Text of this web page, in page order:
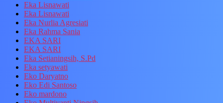
Eka Lisnawati
Eka Lisnawati
Eka Nurlia Agresiati
Eka Rahma Sania
EKA SARI
EKA SARI
Eka Setianingsih, S.Pd
Eka setyawati
Eko Daryatno
Eko Edi Santoso
Eko mardono